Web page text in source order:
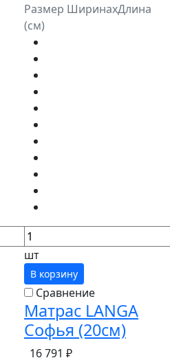
Размер ШиринахДлина
(см)
шт
В корзину
Сравнение
Матрас LANGA
Софья (20см)
16 791 ₽